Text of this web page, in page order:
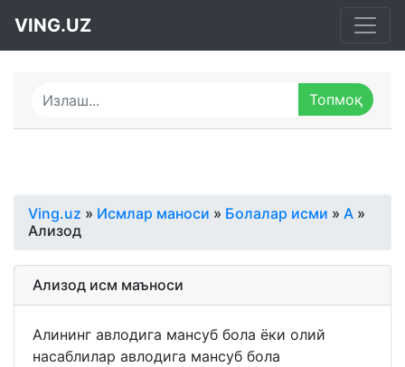
VING.UZ
Ving.uz » Исмлар маноси » Болалар исми » А »
Ализод
Ализод исм маъноси
Алининг авлодига мансуб бола ёки олий
насаблилар авлодига мансуб бола